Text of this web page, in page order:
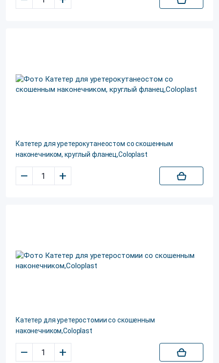
Катетер для уретерокутанеостом со скошенным
наконечником, круглый фланец,Coloplast
– +
Катетер для уретеростомии со скошенным
наконечником,Coloplast
– +